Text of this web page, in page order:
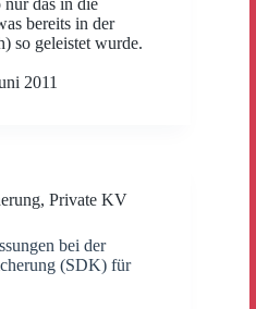
bereits in der
so geleistet wurde.
2011
, Private KV
bei der
(SDK) für